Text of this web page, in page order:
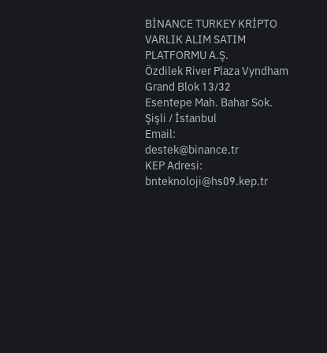
BİNANCE TURKEY KRİPTO
VARLIK ALIM SATIM
PLATFORMU A.Ş.
Özdilek River Plaza Vyndham
Grand Blok 13/32
Esentepe Mah. Bahar Sok.
Şişli / İstanbul
Email:
destek@binance.tr
KEP Adresi:
bnteknoloji@hs09.kep.tr